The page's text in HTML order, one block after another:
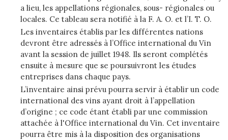
a lieu, les appellations régionales, sous- régionales ou
locales. Ce tableau sera notifié à la F. A. O. et l’I. T. O.
Les inventaires établis par les différentes nations
devront être adressés à l’Office international du Vin
avant la session de juillet 1948. Ils seront complétés
ensuite à mesure que se poursuivront les études
entreprises dans chaque pays.
L’inventaire ainsi prévu pourra servir à établir un code
international des vins ayant droit à l’appellation
d’origine ; ce code étant établi par une commission
attachée à l'Office international du Vin. Cet inventaire
pourra être mis à la disposition des organisations